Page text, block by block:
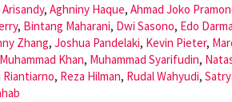
, Aghniny Haque, Ahmad Joko
, Bintang Maharani, Dwi Sasono, Edo
Zhang, Joshua Pandelaki, Kevin Pieter,
Muhammad Khan, Muhammad Syarifudin,
Riantiarno, Reza Hilman, Rudal Wahyudi,